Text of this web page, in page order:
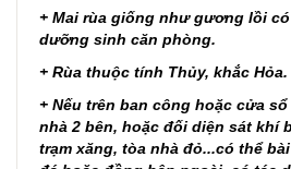
+ Mai rùa giống như gương lồi
dưỡng sinh căn phòng.
+ Rùa thuộc tính Thủy, khắc Hỏa.
+ Nếu trên ban công hoặc cửa
nhà 2 bên, hoặc đối diện sát khí
trạm xăng, tòa nhà đỏ...có thể